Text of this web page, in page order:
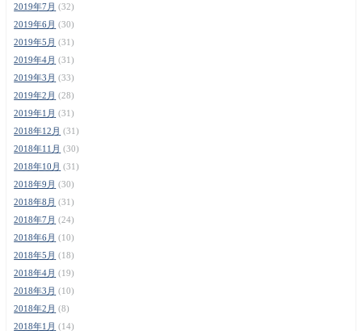
2019年7月 (32)
2019年6月 (30)
2019年5月 (31)
2019年4月 (31)
2019年3月 (33)
2019年2月 (28)
2019年1月 (31)
2018年12月 (31)
2018年11月 (30)
2018年10月 (31)
2018年9月 (30)
2018年8月 (31)
2018年7月 (24)
2018年6月 (10)
2018年5月 (18)
2018年4月 (19)
2018年3月 (10)
2018年2月 (8)
2018年1月 (14)